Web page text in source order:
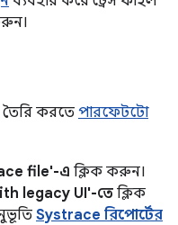
তৈরি করতেপারফেটটো
file'-এ ক্লিক করুন।
legacy UI'-তে ক্লিক
Systrace রিপোর্টের